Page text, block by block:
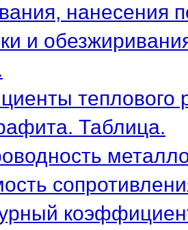
нанесения
и
теплового
Таблица.